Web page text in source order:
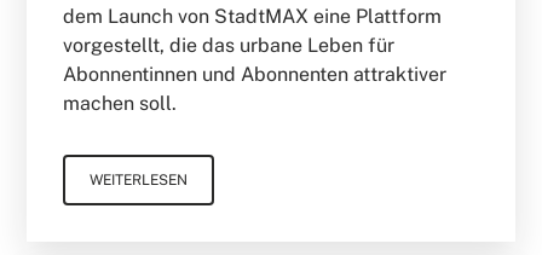
dem Launch von StadtMAX eine Plattform
vorgestellt, die das urbane Leben für
Abonnentinnen und Abonnenten attraktiver
machen soll.
WEITERLESEN